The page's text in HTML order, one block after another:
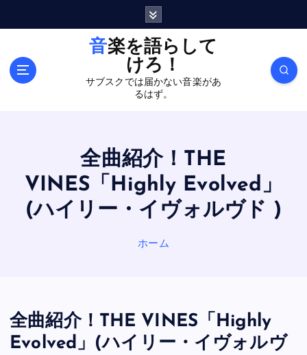
音楽を語らして
けろ！
サブスクでは届かない音楽があ
るはず。
全曲紹介！THE
VINES「Highly Evolved」
(ハイリー・イヴォルヴド )
ホーム
全曲紹介！THE VINES「Highly
Evolved」(ハイリー・イヴォルヴ